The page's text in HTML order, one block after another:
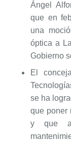
Ángel
que en
una
óptica a
Gobierno
El
se ha
que poner
y que